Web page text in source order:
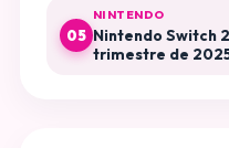
05
NINTENDO
Nintendo Switch
trimestre de